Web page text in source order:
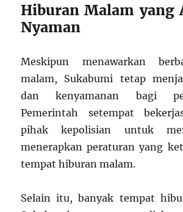
Hiburan Malam yang
Nyaman
Meskipun menawarkan
malam, Sukabumi tetap
dan kenyamanan bagi
Pemerintah setempat
pihak kepolisian untuk
menerapkan peraturan yang
tempat hiburan malam.
Selain itu, banyak tempat